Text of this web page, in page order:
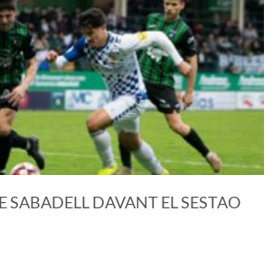
SABADELL DAVANT EL SESTAO